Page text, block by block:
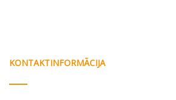
KONTAKTINFORMĀCIJA